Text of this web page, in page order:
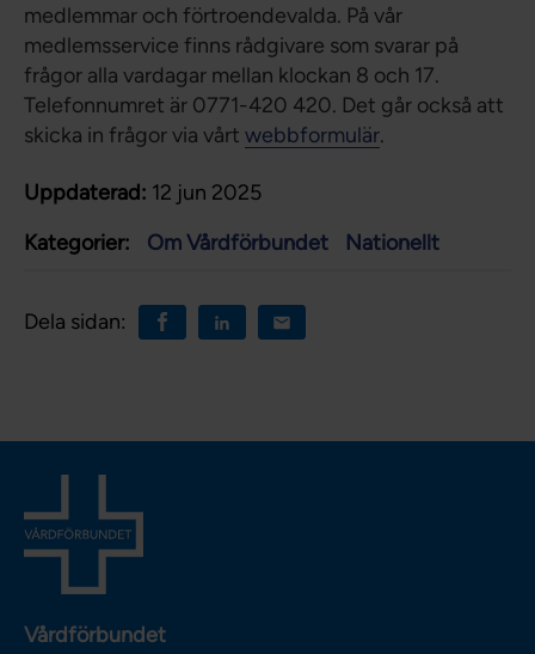
medlemmar och förtroendevalda. På vår
medlemsservice finns rådgivare som svarar på
frågor alla vardagar mellan klockan 8 och 17.
Telefonnumret är 0771-420 420. Det går också att
skicka in frågor via vårt webbformulär.
Uppdaterad: 12 jun 2025
Kategorier:
Om Vårdförbundet Nationellt
Dela sidan:
Vårdförbundet